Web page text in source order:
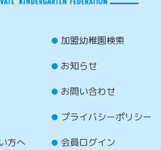
方へ
加盟幼稚園検索
お知らせ
お問い合わせ
プライバシーポリシー
会員ログイン